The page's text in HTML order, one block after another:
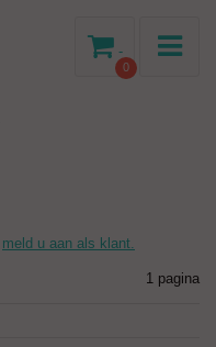
0
-
meld u aan als klant.
1 pagina